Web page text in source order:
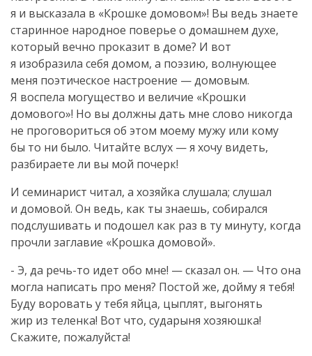
я и высказала в «Крошке домовом»! Вы ведь знаете
старинное народное поверье о домашнем духе,
который вечно проказит в доме? И вот
я изобразила себя домом, а поэзию, волнующее
меня поэтическое настроение — домовым.
Я воспела могущество и величие «Крошки
домового»! Но вы должны дать мне слово никогда
не проговориться об этом моему мужу или кому
бы то ни было. Читайте вслух — я хочу видеть,
разбираете ли вы мой почерк!
И семинарист читал, а хозяйка слушала; слушал
и домовой. Он ведь, как ты знаешь, собирался
подслушивать и подошел как раз в ту минуту, когда
прочли заглавие «Крошка домовой».
- Э, да речь-то идет обо мне! — сказал он. — Что она
могла написать про меня? Постой же, дойму я тебя!
Буду воровать у тебя яйца, цыплят, выгонять
жир из теленка! Вот что, сударыня хозяюшка!
Скажите, пожалуйста!